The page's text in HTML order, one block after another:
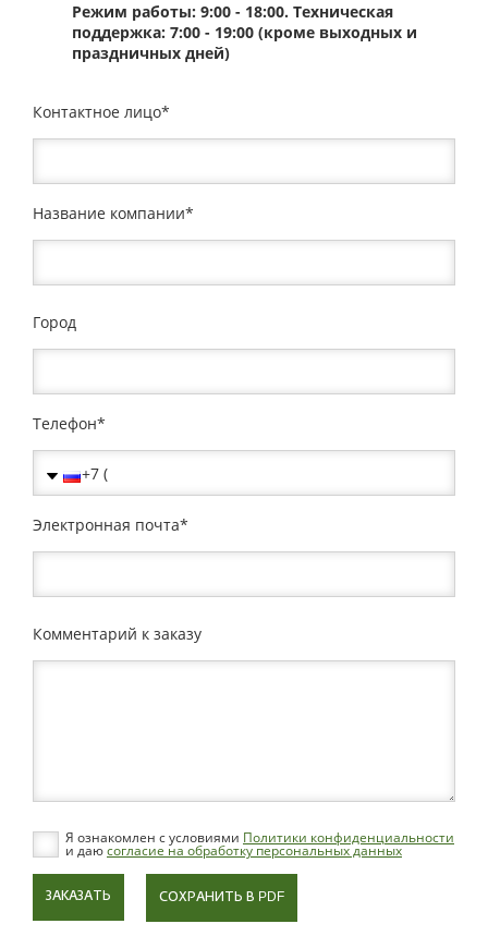
Режим работы: 9:00 - 18:00. Техническая
поддержка: 7:00 - 19:00 (кроме выходных и
праздничных дней)
Контактное лицо
Название компании
Город
Телефон
Электронная почта
Комментарий к заказу
Я ознакомлен с условиями Политики конфиденциальности
и даюсогласие на обработку персональных данных
ЗАКАЗАТЬ СОХРАНИТЬ В PDF